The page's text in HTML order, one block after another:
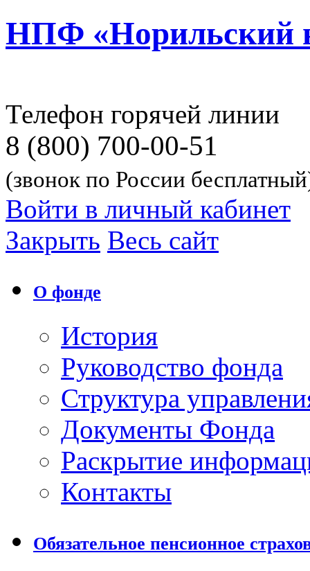
НПФ «Норильский
Телефон горячей линии
8 (800) 700-00-51
(звонок по России
Войти в личный кабинет
Закрыть Весь сайт
О фонде
История
Руководство фонда
Структура
Документы Фонда
Раскрытие
Контакты
Обязательное пенсионное